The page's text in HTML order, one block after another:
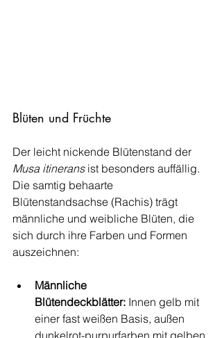
Blüten und Früchte
Der leicht nickende Blütenstand der
Musa itinerans ist besonders auffällig.
Die samtig behaarte
Blütenstandsachse (Rachis) trägt
männliche und weibliche Blüten, die
sich durch ihre Farben und Formen
auszeichnen:
Männliche
Blütendeckblätter: Innen gelb mit
einer fast weißen Basis, außen